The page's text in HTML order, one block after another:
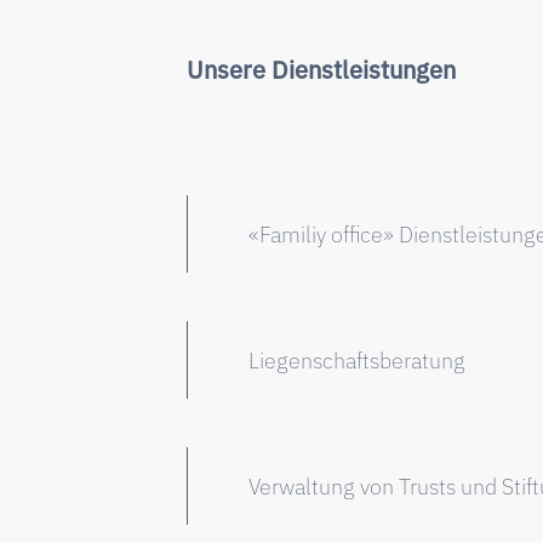
Unsere Dienstleistungen
«Familiy office»
Liegenschaftsberatung
Verwaltung von Trusts und